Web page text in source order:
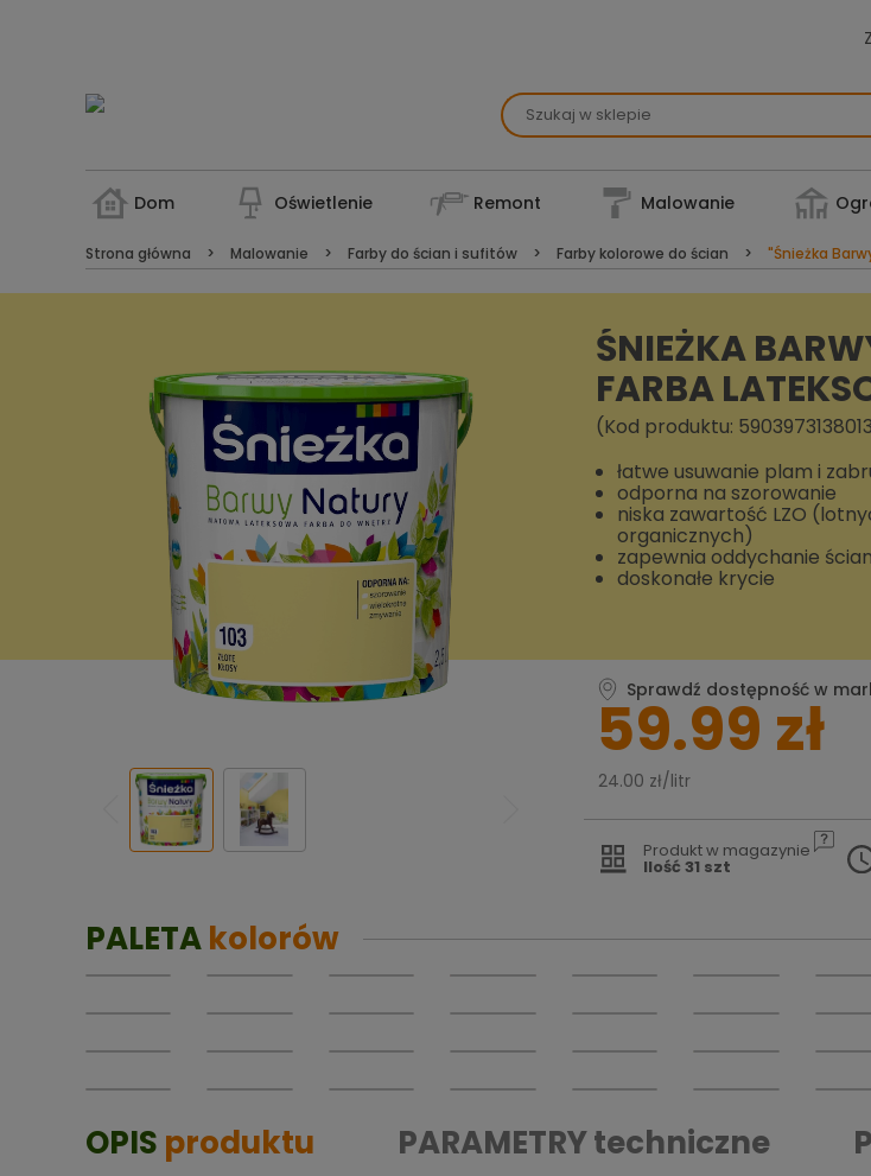
Dom Oświetlenie Remont Malowanie
Strona główna Malowanie Farby do ścian i sufitów Farby kolorowe do ścian "Śnieżka
ŚNIEŻKA
FARBA
(Kod produktu:
łatwe usuwanie plam i
odporna na szorowanie
niska zawartość LZO
organicznych)
zapewnia oddychanie ścian
doskonałe krycie
Sprawdź dostępność w
59.99 zł
24.00 zł/litr
Produkt w magazynie
Ilość 31 szt
PALETAkolorów
OPIS produktu PARAMETRYtechniczne